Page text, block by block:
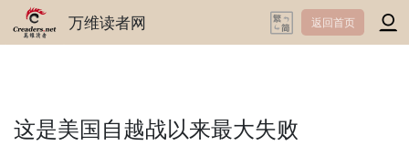
万维读者网 返回首页
这是美国自越战以来最大失败